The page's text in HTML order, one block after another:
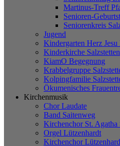
Martinus-Treff
Senioren-
Seniorenkreis
Jugend
Kindergarten Herz
Kinderkirche Salzstetten
KiamO Begegnung
Krabbelgruppe
Kolpingfamilie
Ökumenisches
Kirchenmusik
Chor Laudate
Band Saitenweg
Kirchenchor St. Agatha
Orgel Lützenhardt
Kirchenchor